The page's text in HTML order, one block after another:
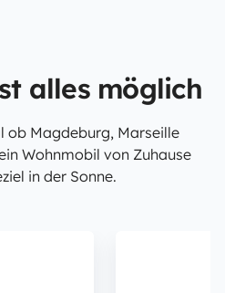
alles möglich
ob Magdeburg, Marseille
Wohnmobil von Zuhause
in der Sonne.